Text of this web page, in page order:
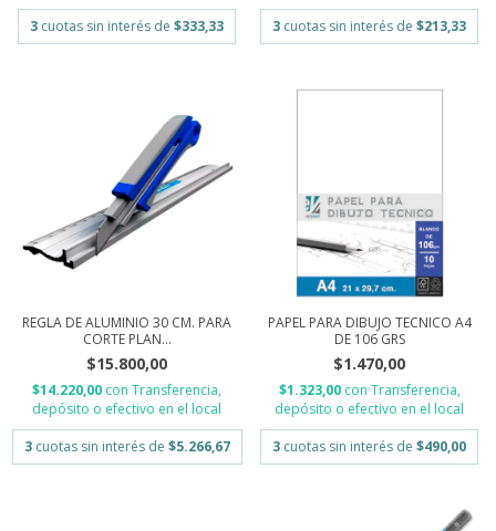
3 cuotas sin interés de $333,33
3 cuotas sin interés de $213,33
REGLA DE ALUMINIO 30 CM. PARA
CORTE PLAN...
$15.800,00
$14.220,00 con Transferencia,
depósito o efectivo en el local
3 cuotas sin interés de $5.266,67
PAPEL PARA DIBUJO TECNICO A4
DE 106 GRS
$1.470,00
$1.323,00 con Transferencia,
depósito o efectivo en el local
3 cuotas sin interés de $490,00